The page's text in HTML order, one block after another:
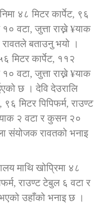
जुम्लाको सूचना
जुम्लाको सूचना
४८ मिटर कार्पेट, ९६
वटा, जुत्ता राख्ने ¥याक
बताउनु भयो ।
मिटर कार्पेट, ११२
वटा, जुत्ता राख्ने ¥याक
छ । देवि देउरालि
९६ मिटर पिपिफर्म, राउण्ट
२ वटा र कुसन २०
संयोजक रावतको भनाइ
माथि खोप्रिमा ४८
राउण्ट टेबुल ६ वटा र
उहाँको भनाइ छ ।